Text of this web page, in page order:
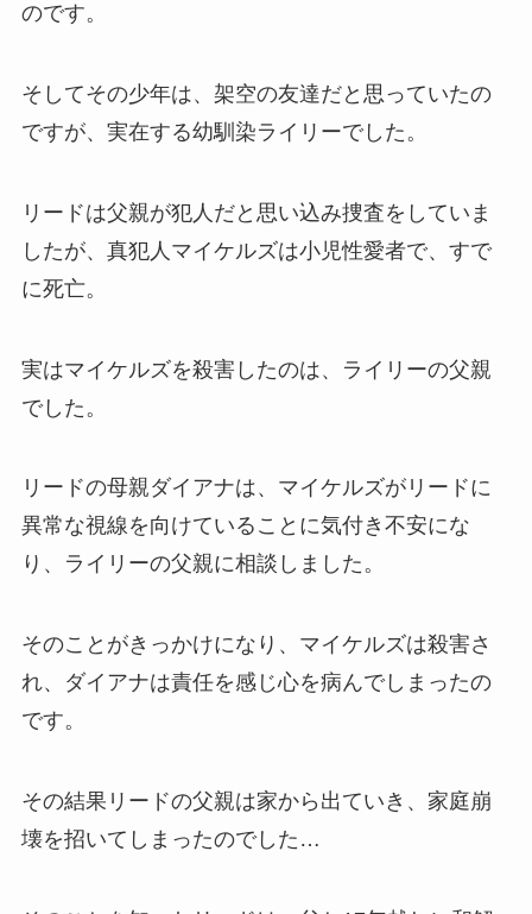
のです。
そしてその少年は、架空の友達だと思っていたの
ですが、実在する幼馴染ライリーでした。
リードは父親が犯人だと思い込み捜査をしていま
したが、真犯人マイケルズは小児性愛者で、すで
に死亡。
実はマイケルズを殺害したのは、ライリーの父親
でした。
リードの母親ダイアナは、マイケルズがリードに
異常な視線を向けていることに気付き不安にな
り、ライリーの父親に相談しました。
そのことがきっかけになり、マイケルズは殺害さ
れ、ダイアナは責任を感じ心を病んでしまったの
です。
その結果リードの父親は家から出ていき、家庭崩
壊を招いてしまったのでした…